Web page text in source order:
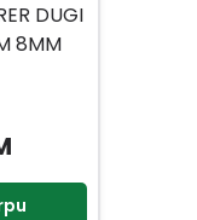
DUGI
8MM